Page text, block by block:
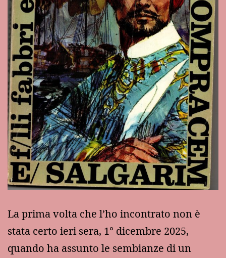
La prima volta che l’ho incontrato non è
stata certo ieri sera, 1° dicembre 2025,
quando ha assunto le sembianze di un